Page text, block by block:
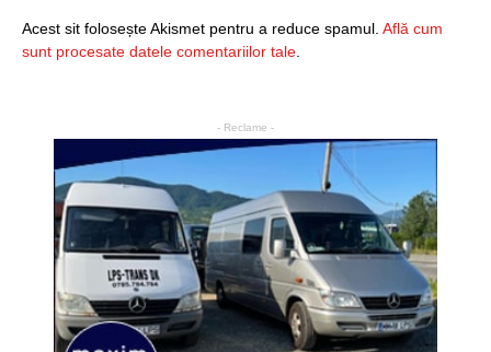
Acest sit folosește Akismet pentru a reduce spamul. Află cum
sunt procesate datele comentariilor tale
- Reclame -